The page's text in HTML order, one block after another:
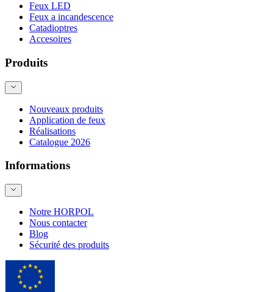
Feux LED
Feux a incandescence
Catadioptres
Accesoires
Produits
Nouveaux produits
Application de feux
Réalisations
Catalogue 2026
Informations
Notre HORPOL
Nous contacter
Blog
Sécurité des produits